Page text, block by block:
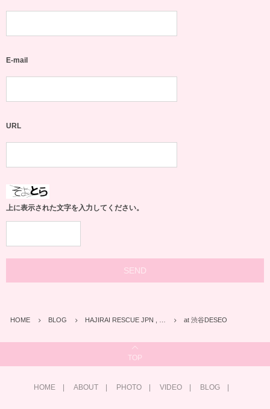
E-mail
URL
上に表示された文字を入力してください。
HOME BLOG HAJIRAI RESCUE JPN , … at 渋谷DESEO
TOP
HOME ABOUT PHOTO VIDEO BLOG